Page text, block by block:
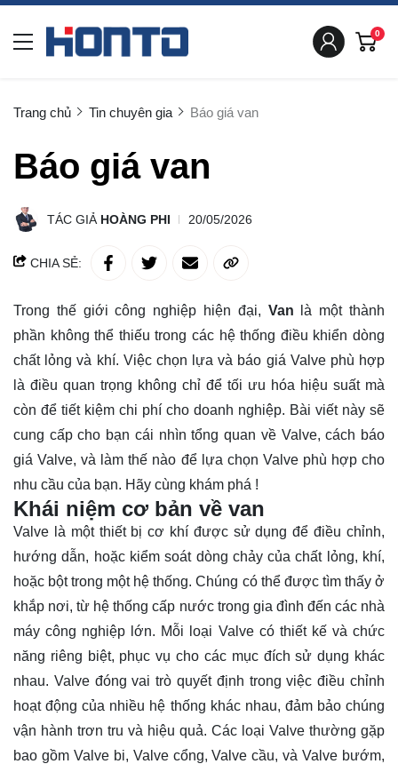
0
Trang chủ Tin chuyên gia Báo giá van
Báo giá van
TÁC GIẢ HOÀNG PHI 20/05/2026
CHIA SẺ:
Trong thế giới công nghiệp hiện đại, Van
là một thành
phần không thể thiếu trong các hệ thống điều khiển dòng
chất lỏng và khí. Việc chọn lựa và báo giá Valve phù hợp
là điều quan trọng không chỉ để tối ưu hóa hiệu suất mà
còn để tiết kiệm chi phí cho doanh nghiệp. Bài viết này sẽ
cung cấp cho bạn cái nhìn tổng quan về Valve, cách báo
giá Valve, và làm thế nào để lựa chọn Valve phù hợp cho
nhu cầu của bạn. Hãy cùng khám phá !
Khái niệm cơ bản về van
Valve là một thiết bị cơ khí được sử dụng để điều chỉnh,
hướng dẫn, hoặc kiểm soát dòng chảy của chất lỏng, khí,
hoặc bột trong một hệ thống. Chúng có thể được tìm thấy ở
khắp nơi, từ hệ thống cấp nước trong gia đình đến các nhà
máy công nghiệp lớn. Mỗi loại Valve có thiết kế và chức
năng riêng biệt, phục vụ cho các mục đích sử dụng khác
nhau. Valve đóng vai trò quyết định trong việc điều chỉnh
hoạt động của nhiều hệ thống khác nhau, đảm bảo chúng
vận hành trơn tru và hiệu quả. Các loại Valve thường gặp
bao gồm Valve bi, Valve cổng, Valve cầu, và Valve bướm,